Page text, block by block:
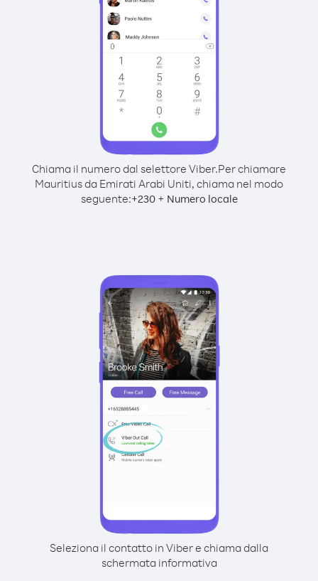
Chiama il numero dal selettore Viber.Per chiamare
Mauritius da Emirati Arabi Uniti, chiama nel modo
seguente:+230+ Numero locale
Seleziona il contatto in Viber e chiama dalla
schermata informativa